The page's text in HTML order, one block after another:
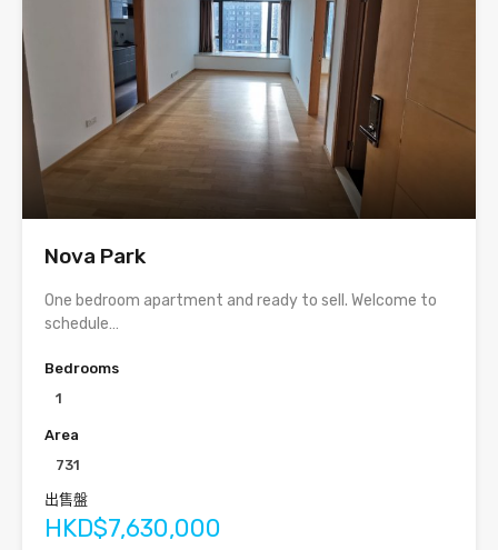
Nova Park
One bedroom apartment and ready to sell. Welcome to
schedule…
Bedrooms
1
Area
731
出售盤
HKD$7,630,000